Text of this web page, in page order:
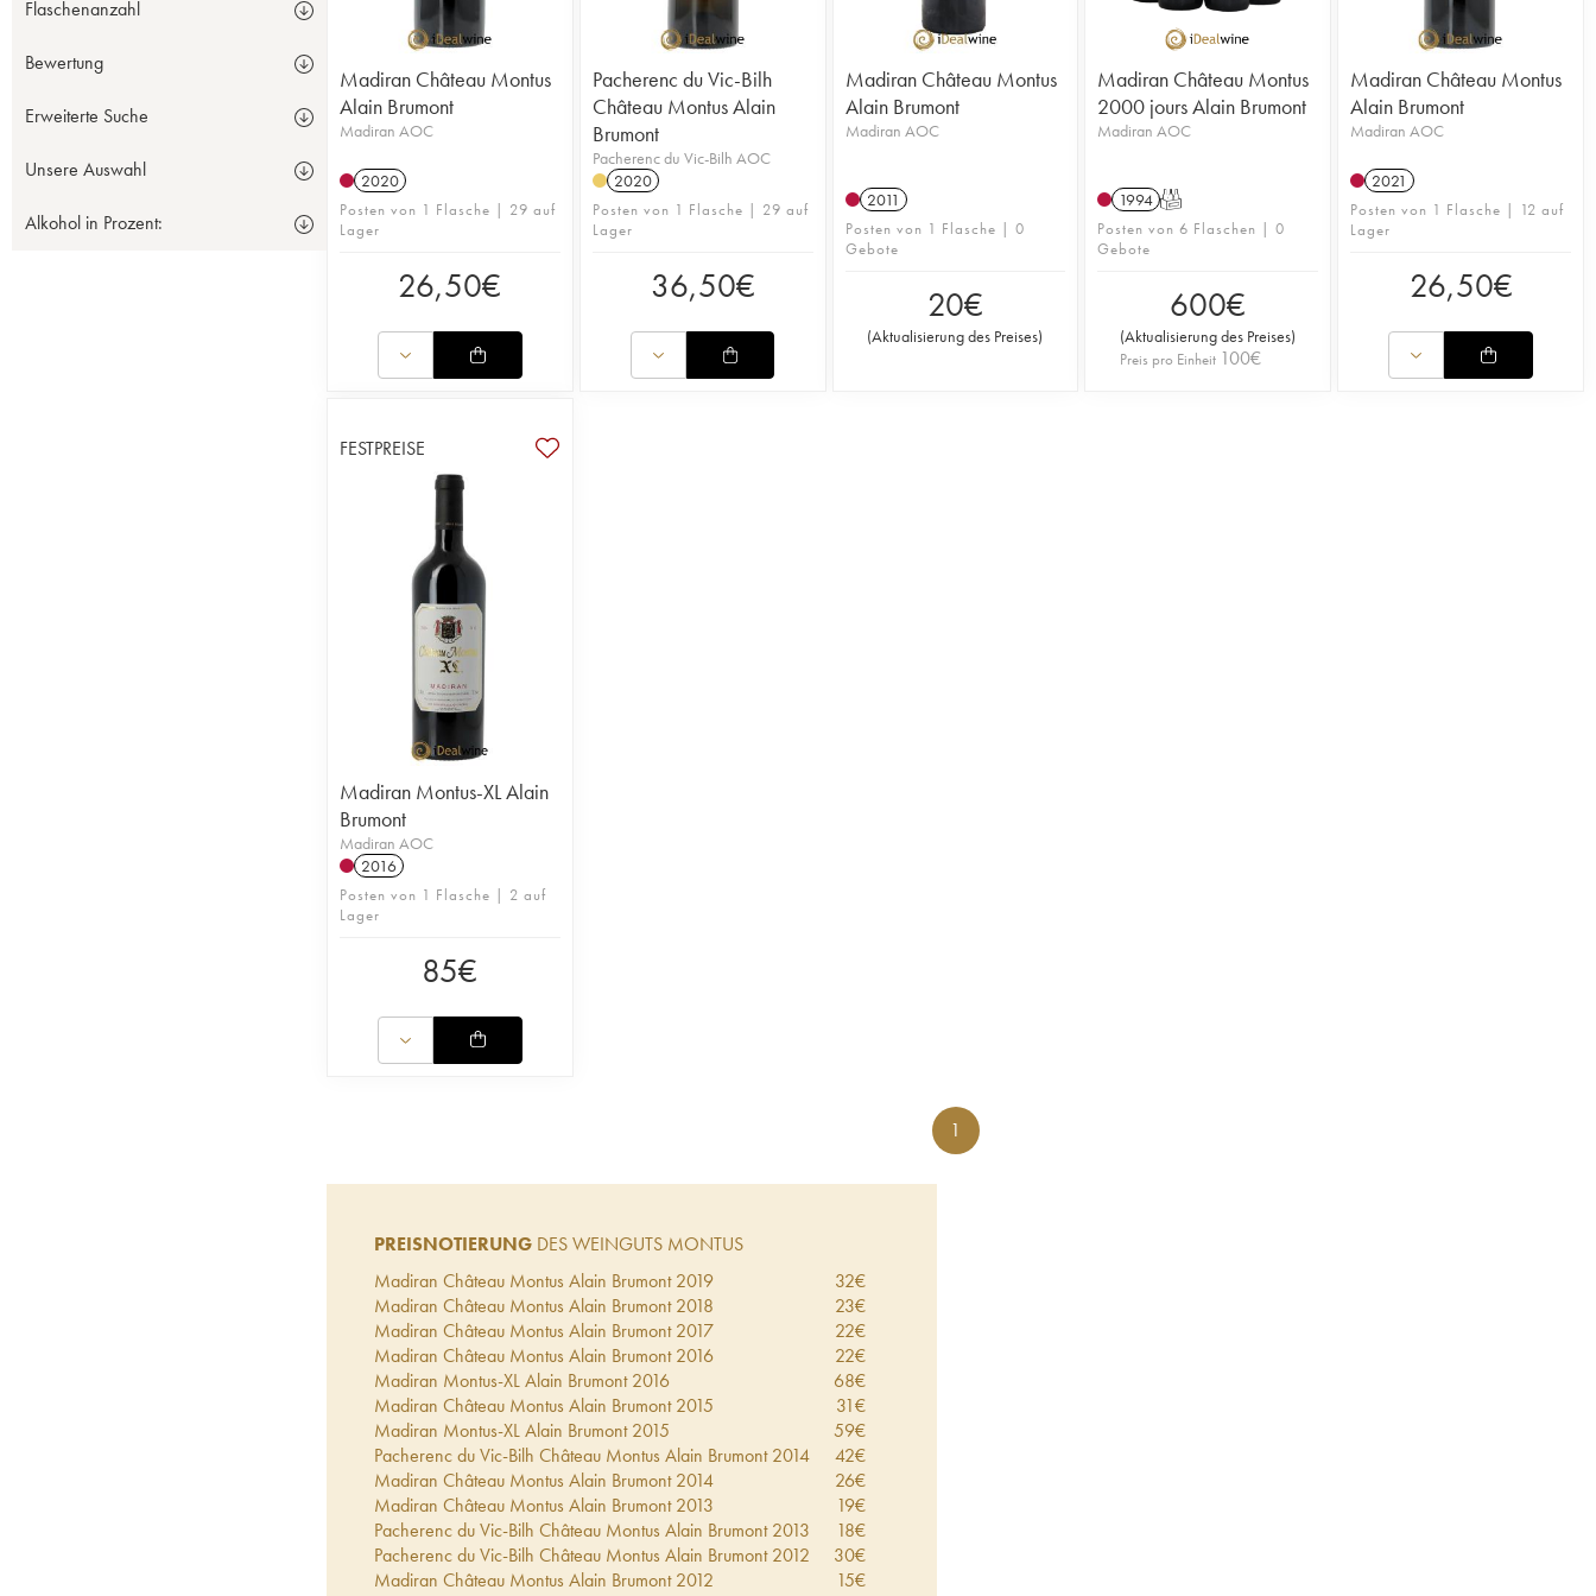
Flaschenanzahl
Bewertung
Erweiterte Suche
Unsere Auswahl
Alkohol in Prozent:
Madiran Château Montus
Alain Brumont
Madiran AOC
2020
Posten von 1 Flasche | 29 auf
Lager
26,50€
Pacherenc du Vic-Bilh
Château Montus Alain
Brumont
Pacherenc du Vic-Bilh AOC
2020
Posten von 1 Flasche | 29 auf
Lager
36,50€
Madiran Château Montus
Alain Brumont
Madiran AOC
2011
Posten von 1 Flasche | 0
Gebote
20€
(Aktualisierung des Preises)
Madiran Château Montus
2000 jours Alain Brumont
Madiran AOC
1994 T
Posten von 6 Flaschen | 0
Gebote
600€
(Aktualisierung des Preises)
Preis pro Einheit 100€
Madiran Château Montus
Alain Brumont
Madiran AOC
2021
Posten von 1 Flasche | 12 auf
Lager
26,50€
FESTPREISE
Madiran Montus-XL Alain
Brumont
Madiran AOC
2016
Posten von 1 Flasche | 2 auf
Lager
85€
1
PREISNOTIERUNG DES WEINGUTS MONTUS
Madiran Château Montus Alain Brumont 2019 32€
Madiran Château Montus Alain Brumont 2018 23€
Madiran Château Montus Alain Brumont 2017 22€
Madiran Château Montus Alain Brumont 2016 22€
Madiran Montus-XL Alain Brumont 2016 68€
Madiran Château Montus Alain Brumont 2015 31€
Madiran Montus-XL Alain Brumont 2015 59€
Pacherenc du Vic-Bilh Château Montus Alain Brumont 2014 42€
Madiran Château Montus Alain Brumont 2014 26€
Madiran Château Montus Alain Brumont 2013 19€
Pacherenc du Vic-Bilh Château Montus Alain Brumont 2013 18€
Pacherenc du Vic-Bilh Château Montus Alain Brumont 2012 30€
Madiran Château Montus Alain Brumont 2012 15€